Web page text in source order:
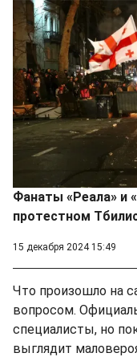
Фанаты «Реала» и
протестном
15 декабря 2024 15:49
Что произошло на
вопросом.
специалисты, но
выглядит